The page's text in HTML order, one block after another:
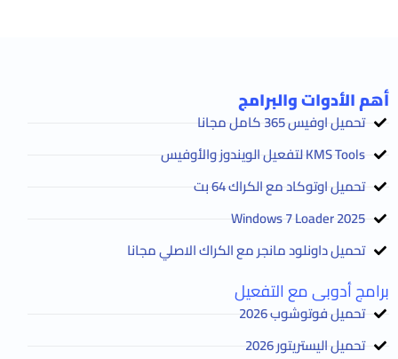
أهم الأدوات والبرامج
تحميل اوفيس 365 كامل مجانا
KMS Tools لتفعيل الويندوز والأوفيس
تحميل اوتوكاد مع الكراك 64 بت
2025 Windows 7 Loader
تحميل داونلود مانجر مع الكراك الاصلي مجانا
برامج أدوبى مع التفعيل
تحميل فوتوشوب 2026
تحميل اليستريتور 2026